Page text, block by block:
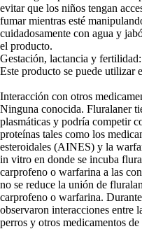
evitar que los niños tengan
fumar mientras esté
cuidadosamente con agua y
el producto.
Gestación, lactancia y fertilidad:
Este producto se puede utilizar
Interacción con otros
Ninguna conocida. Fluralaner
plasmáticas y podría competir
proteínas tales como los
esteroidales (AINES) y la
in vitro en donde se incuba
carprofeno o warfarina a las
no se reduce la unión de
carprofeno o warfarina.
observaron interacciones entre
perros y otros medicamentos